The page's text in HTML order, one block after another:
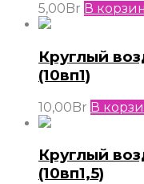
5,00Br В
Круглый
(10вп1)
10,00Br В
Круглый
(10вп1,5)